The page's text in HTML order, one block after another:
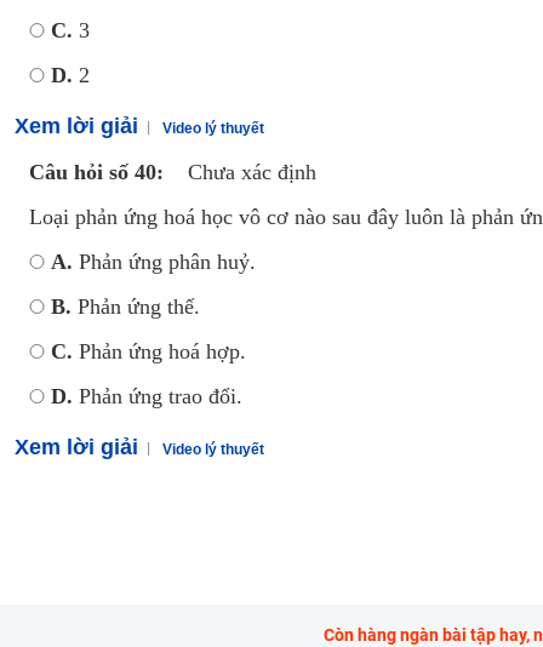
C. 3
D. 2
Xem lời giải Video lý thuyết
Câu hỏi số 40:
Chưa xác định
Loại phản ứng hoá học vô cơ nào sau đây luôn là phản
A. Phản ứng phân huỷ.
B. Phản ứng thế.
C. Phản ứng hoá hợp.
D. Phản ứng trao đổi.
Xem lời giải Video lý thuyết
Còn hàng ngàn bài tập hay,